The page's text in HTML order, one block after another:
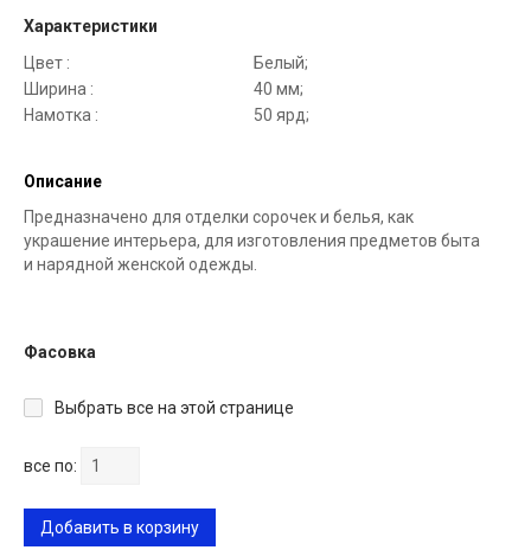
Характеристики
Цвет :
Белый;
Ширина :
40 мм;
Намотка :
50 ярд;
Описание
Предназначено для отделки сорочек и белья, как
украшение интерьера, для изготовления предметов быта
и нарядной женской одежды.
Фасовка
Выбрать все на этой странице
все по:
Добавить в корзину